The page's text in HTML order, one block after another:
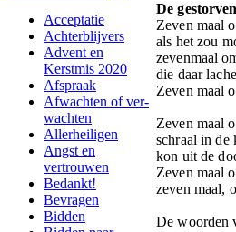
Acceptatie
Achterblijvers
Advent en
Kerstmis 2020
Afspraak
Afwachten of ver-
wachten
Allerheiligen
Angst en
vertrouwen
Bedankt!
Bevragen
Bidden
De
Zeven maal
als het zou
zevenmaal
die daar
Zeven maal
Zeven maal
schraal in de
kon uit de
Zeven maal
zeven maal,
De woorden